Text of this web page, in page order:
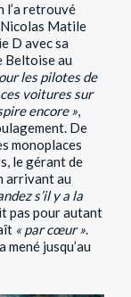
l’a retrouvé
Nicolas Matile
D avec sa
Beltoise au
les pilotes de
voitures sur
encore »,
De
monoplaces
le gérant de
arrivant au
s’il y a la
pas pour autant
« par cœur ».
jusqu’au